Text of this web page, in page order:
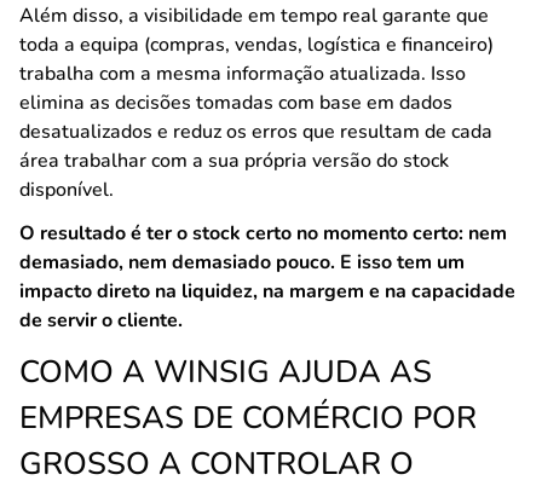
Além disso, a visibilidade em tempo real garante que
toda a equipa (compras, vendas, logística e financeiro)
trabalha com a mesma informação atualizada. Isso
elimina as decisões tomadas com base em dados
desatualizados e reduz os erros que resultam de cada
área trabalhar com a sua própria versão do stock
disponível.
O resultado é ter o stock certo no momento certo: nem
demasiado, nem demasiado pouco. E isso tem um
impacto direto na liquidez, na margem e na capacidade
de servir o cliente.
COMO A WINSIG AJUDA AS
EMPRESAS DE COMÉRCIO POR
GROSSO A CONTROLAR O